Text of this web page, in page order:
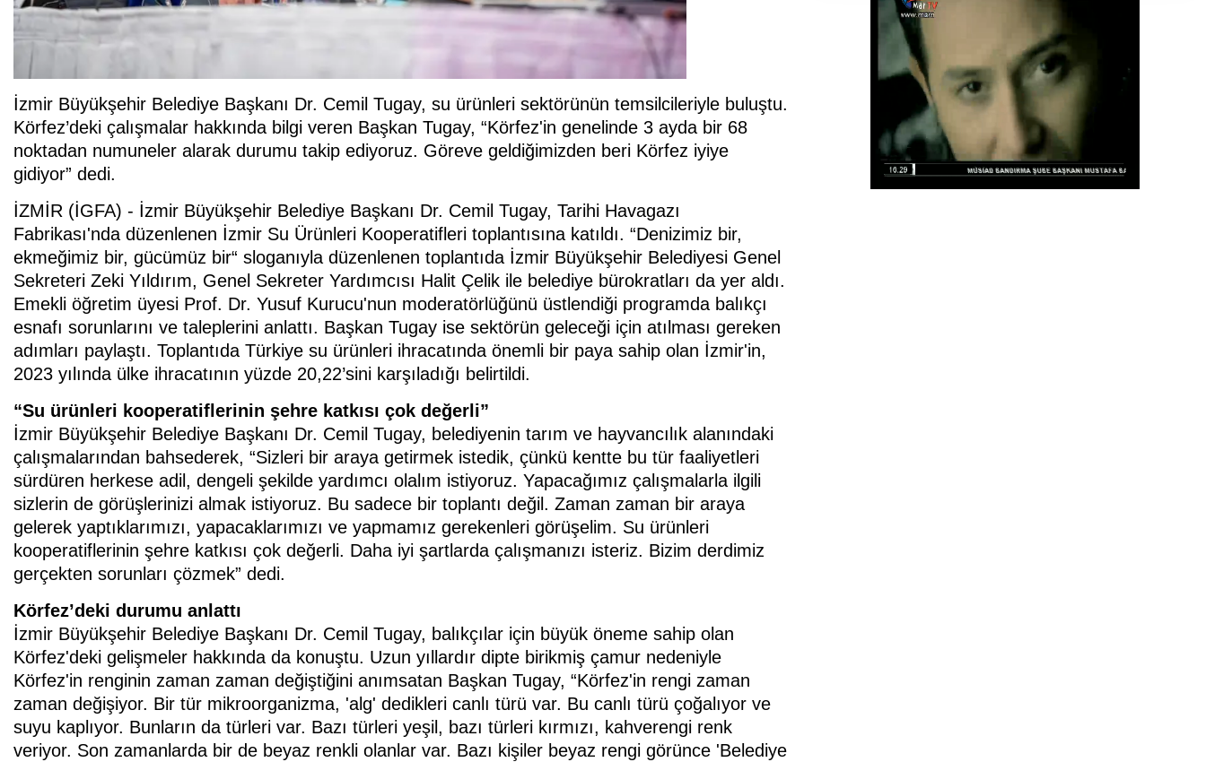
İzmir Büyükşehir Belediye Başkanı Dr. Cemil Tugay, su ürünleri sektörünün temsilcileriyle buluştu.
Körfez’deki çalışmalar hakkında bilgi veren Başkan Tugay, “Körfez'in genelinde 3 ayda bir 68
noktadan numuneler alarak durumu takip ediyoruz. Göreve geldiğimizden beri Körfez iyiye
gidiyor” dedi.
İZMİR (İGFA) - İzmir Büyükşehir Belediye Başkanı Dr. Cemil Tugay, Tarihi Havagazı
Fabrikası'nda düzenlenen İzmir Su Ürünleri Kooperatifleri toplantısına katıldı. “Denizimiz bir,
ekmeğimiz bir, gücümüz bir“ sloganıyla düzenlenen toplantıda İzmir Büyükşehir Belediyesi Genel
Sekreteri Zeki Yıldırım, Genel Sekreter Yardımcısı Halit Çelik ile belediye bürokratları da yer aldı.
Emekli öğretim üyesi Prof. Dr. Yusuf Kurucu'nun moderatörlüğünü üstlendiği programda balıkçı
esnafı sorunlarını ve taleplerini anlattı. Başkan Tugay ise sektörün geleceği için atılması gereken
adımları paylaştı. Toplantıda Türkiye su ürünleri ihracatında önemli bir paya sahip olan İzmir'in,
2023 yılında ülke ihracatının yüzde 20,22’sini karşıladığı belirtildi.
“Su ürünleri kooperatiflerinin şehre katkısı çok değerli”
İzmir Büyükşehir Belediye Başkanı Dr. Cemil Tugay, belediyenin tarım ve hayvancılık alanındaki
çalışmalarından bahsederek, “Sizleri bir araya getirmek istedik, çünkü kentte bu tür faaliyetleri
sürdüren herkese adil, dengeli şekilde yardımcı olalım istiyoruz. Yapacağımız çalışmalarla ilgili
sizlerin de görüşlerinizi almak istiyoruz. Bu sadece bir toplantı değil. Zaman zaman bir araya
gelerek yaptıklarımızı, yapacaklarımızı ve yapmamız gerekenleri görüşelim. Su ürünleri
kooperatiflerinin şehre katkısı çok değerli. Daha iyi şartlarda çalışmanızı isteriz. Bizim derdimiz
gerçekten sorunları çözmek” dedi.
Körfez’deki durumu anlattı
İzmir Büyükşehir Belediye Başkanı Dr. Cemil Tugay, balıkçılar için büyük öneme sahip olan
Körfez'deki gelişmeler hakkında da konuştu. Uzun yıllardır dipte birikmiş çamur nedeniyle
Körfez'in renginin zaman zaman değiştiğini anımsatan Başkan Tugay, “Körfez'in rengi zaman
zaman değişiyor. Bir tür mikroorganizma, 'alg' dedikleri canlı türü var. Bu canlı türü çoğalıyor ve
suyu kaplıyor. Bunların da türleri var. Bazı türleri yeşil, bazı türleri kırmızı, kahverengi renk
veriyor. Son zamanlarda bir de beyaz renkli olanlar var. Bazı kişiler beyaz rengi görünce 'Belediye
Balıkesir Büyükşehir altyapıda hız kesmiyor
Antalya Büyükşehir zor gününde de
vatandaşın yanında
Kırgız Cumhuriyeti Antalya Başkonsolosu
Başkan Vekili Özdemir’i ziyaret etti